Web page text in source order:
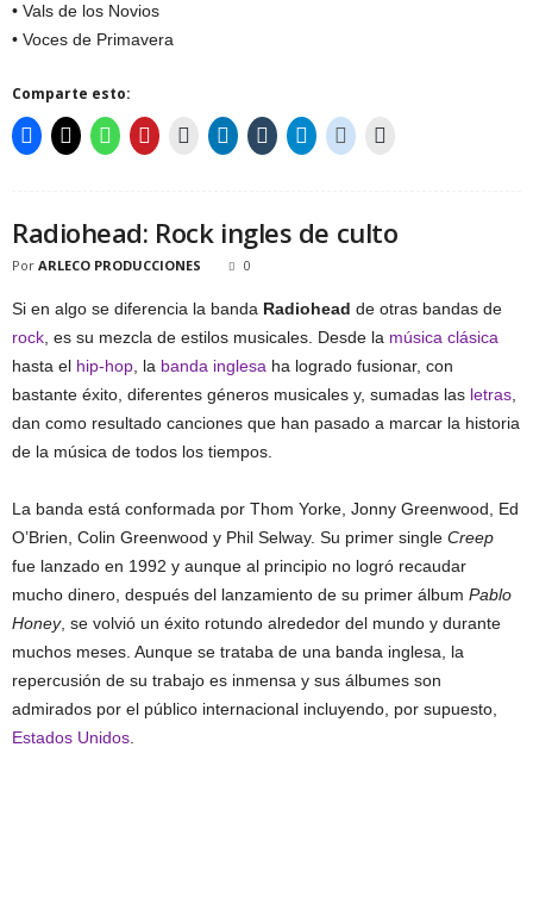
• Vals de los Novios
• Voces de Primavera
Comparte esto:
Radiohead: Rock ingles de culto
Por ARLECO PRODUCCIONES 0
Si en algo se diferencia la banda Radiohead de otras bandas de
rock , es su mezcla de estilos musicales. Desde la música clásica
hasta el hip-hop , la banda inglesa ha logrado fusionar, con
bastante éxito, diferentes géneros musicales y, sumadas las letras
dan como resultado canciones que han pasado a marcar la historia
de la música de todos los tiempos.
La banda está conformada por Thom Yorke, Jonny Greenwood, Ed
O’Brien, Colin Greenwood y Phil Selway. Su primer single Creep
fue lanzado en 1992 y aunque al principio no logró recaudar
mucho dinero, después del lanzamiento de su primer álbum Pablo
Honey, se volvió un éxito rotundo alrededor del mundo y durante
muchos meses. Aunque se trataba de una banda inglesa, la
repercusión de su trabajo es inmensa y sus álbumes son
admirados por el público internacional incluyendo, por supuesto,
Estados Unidos